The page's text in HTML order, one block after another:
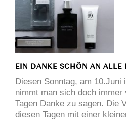
EIN DANKE SCHÖN AN ALLE
Diesen Sonntag, am 10.Juni
nimmt man sich doch
Tagen Danke zu sagen. Die
diesen Tagen mit einer